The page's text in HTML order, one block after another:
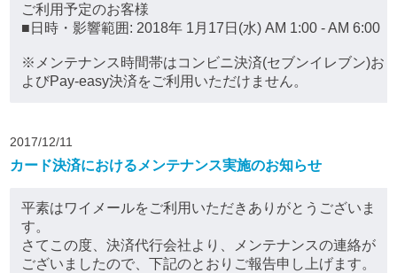
ご利用予定のお客様
■日時・影響範囲: 2018年 1月17日(水) AM 1:00 - AM 6:00
※メンテナンス時間帯はコンビニ決済(セブンイレブン)お
よびPay-easy決済をご利用いただけません。
2017/12/11
カード決済におけるメンテナンス実施のお知らせ
平素はワイメールをご利用いただきありがとうございま
す。
さてこの度、決済代行会社より、メンテナンスの連絡が
ございましたので、下記のとおりご報告申し上げます。